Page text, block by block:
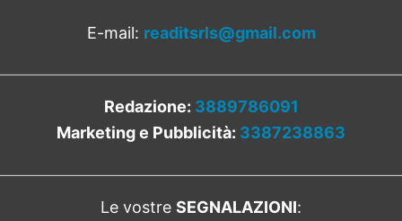
E-mail: readitsrls@gmail.com
Redazione: 3889786091
Marketing e Pubblicità: 3387238863
Le vostre SEGNALAZIONI: